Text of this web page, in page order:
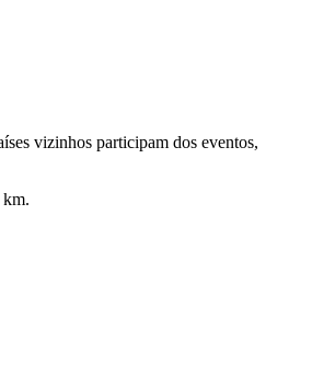
vizinhos participam dos eventos,
km.